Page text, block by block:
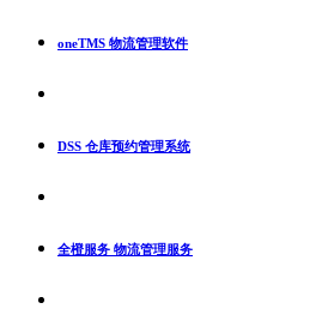
oneTMS 物流管理软件
DSS 仓库预约管理系统
全橙服务 物流管理服务